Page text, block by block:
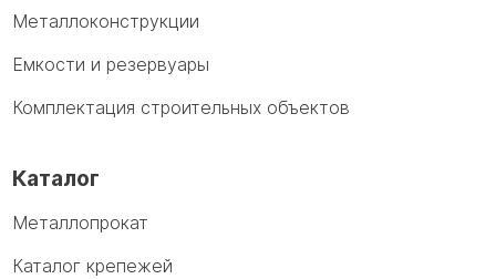
Металлоконструкции
Емкости и резервуары
Комплектация строительных объектов
Каталог
Металлопрокат
Каталог крепежей